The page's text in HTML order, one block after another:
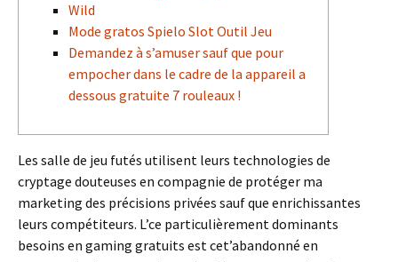
Wild
Mode gratos Spielo Slot Outil Jeu
Demandez à s’amuser sauf que pour
empocher dans le cadre de la appareil a
dessous gratuite 7 rouleaux !
Les salle de jeu futés utilisent leurs technologies de
cryptage douteuses en compagnie de protéger ma
marketing des précisions privées sauf que enrichissantes
leurs compétiteurs. L’ce particulièrement dominants
besoins en gaming gratuits est cet’abandonné en